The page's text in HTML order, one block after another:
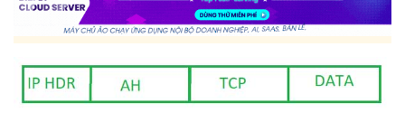
2. Authentication Header (AH)
AH cũng cung cấp tính toàn vẹn của dữ liệu, xác thực và chống
phát lại như ESP nhưng nó không cung cấp mã hóa. Chống phát
lại là bảo vệ chống lại việc truyền các gói tin trái phép, bằng cách
đánh số thứ tự các gói tin và dựa vào đó ngăn chặn các hành vi